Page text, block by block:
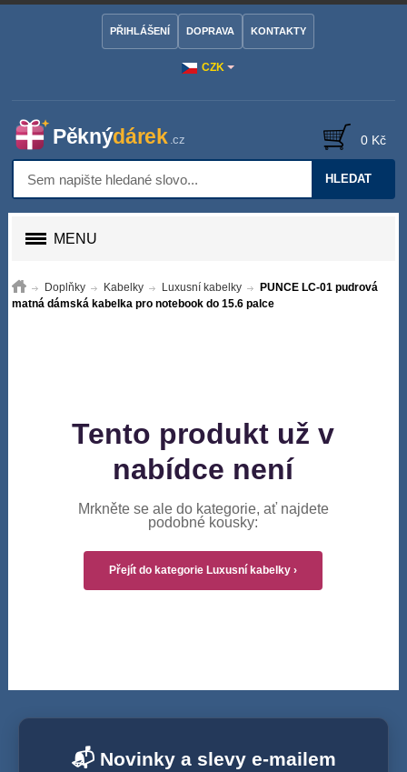
CZK
PŘIHLÁŠENÍ DOPRAVA KONTAKTY
HLEDAT
0 Kč
MENU
Doplňky Kabelky Luxusní kabelky
PUNCE LC-01 pudrová
matná dámská kabelka pro notebook do 15.6 palce
Tento produkt už v
nabídce není
Mrkněte se ale do kategorie, ať najdete
podobné kousky:
Přejít do kategorie Luxusní kabelky ›
📬 Novinky a slevy e-mailem